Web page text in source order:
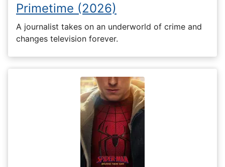
Primetime (2026)
A journalist takes on an underworld of crime and
changes television forever.